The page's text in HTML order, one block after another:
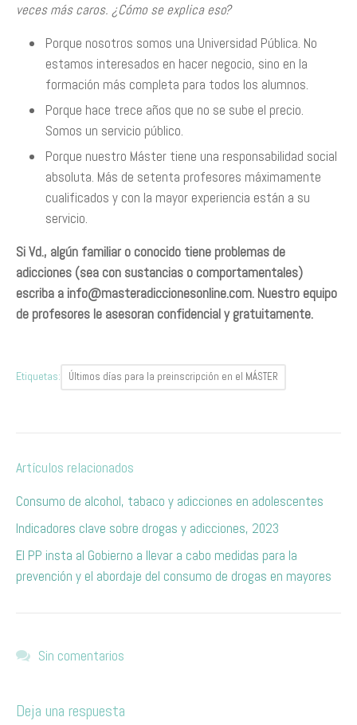
veces más caros. ¿Cómo se explica eso?
Porque nosotros somos una Universidad Pública. No
estamos interesados en hacer negocio, sino en la
formación más completa para todos los alumnos.
Porque hace trece años que no se sube el precio.
Somos un servicio público.
Porque nuestro Máster tiene una responsabilidad social
absoluta. Más de setenta profesores máximamente
cualificados y con la mayor experiencia están a su
servicio.
Si Vd., algún familiar o conocido tiene problemas de
adicciones (sea con sustancias o comportamentales)
escriba a info@masteradiccionesonline.com. Nuestro equipo
de profesores le asesoran confidencial y gratuitamente.
Etiquetas: Últimos días para la preinscripción en el MÁSTER
Artículos relacionados
Consumo de alcohol, tabaco y adicciones en adolescentes
Indicadores clave sobre drogas y adicciones, 2023
El PP insta al Gobierno a llevar a cabo medidas para la
prevención y el abordaje del consumo de drogas en mayores
Sin comentarios
Deja una respuesta